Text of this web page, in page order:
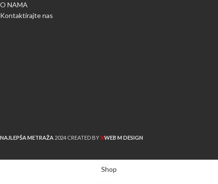
O NAMA
Kontaktirajte nas
NAJLEPŠA METRAŽA 2024 CREATED BYXWEB M DESIGN
Shop